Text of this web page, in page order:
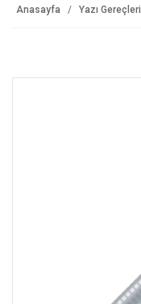
Anasayfa Yazı Gereçleri